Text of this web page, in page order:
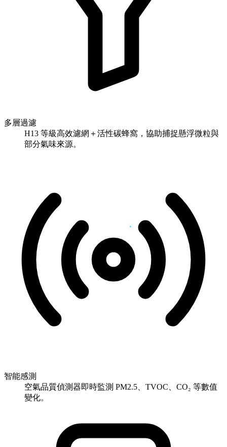
多層過濾
H13 等級高效濾網＋活性碳蜂窩，協助捕捉懸浮微粒與
部分氣味來源。
智能感測
空氣品質偵測器即時監測 PM2.5、TVOC、CO₂ 等數值
變化。